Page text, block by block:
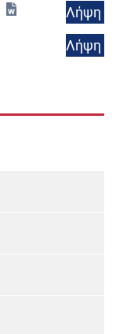
Λήψη
Λήψη